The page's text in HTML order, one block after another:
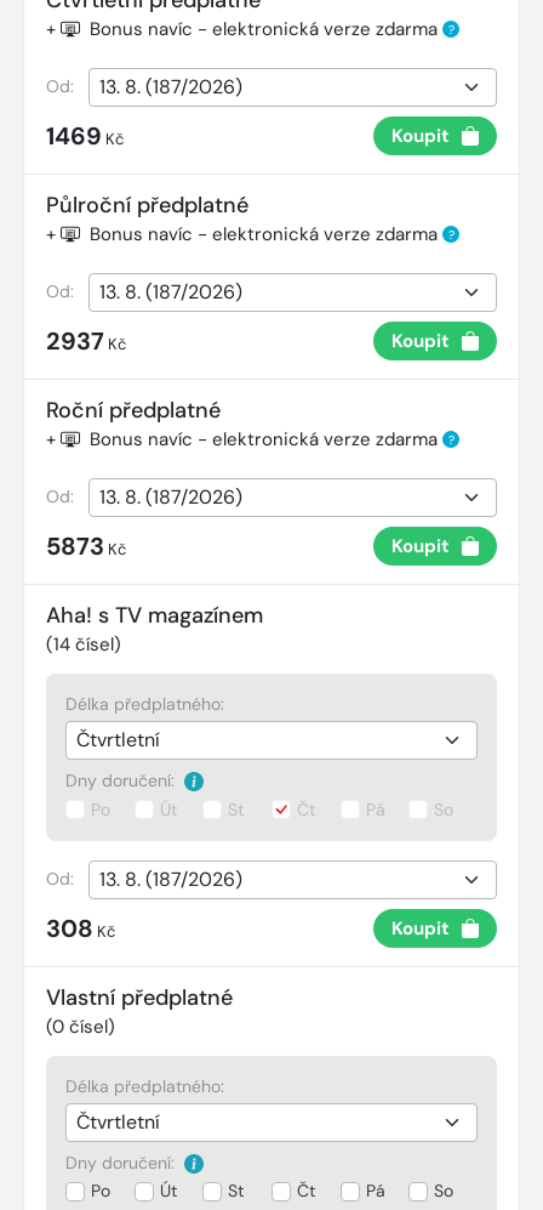
+ Bonus navíc - elektronická verze zdarma ?
Od:
1469 Kč Koupit
Půlroční předplatné
+ Bonus navíc - elektronická verze zdarma ?
Od:
2937 Kč Koupit
Roční předplatné
+ Bonus navíc - elektronická verze zdarma ?
Od:
5873 Kč Koupit
Aha! s TV magazínem
(14 čísel)
Délka předplatného:
Dny doručení:
Po
Út St Čt Pá So
Od:
308 Kč Koupit
Vlastní předplatné
(0 čísel)
Délka předplatného:
Dny doručení:
Po
Út St Čt Pá So